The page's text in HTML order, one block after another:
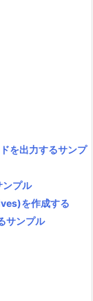
を出力するサンプ
プル
を作成する
サンプル